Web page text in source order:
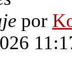
por